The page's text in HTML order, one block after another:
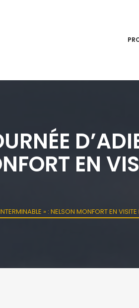
EN
» : NELSON MONFORT EN